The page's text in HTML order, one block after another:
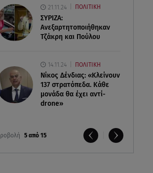
21.11.24 ΠΟΛΙΤΙΚΗ
ΣΥΡΙΖΑ:
Ανεξαρτητοποιήθηκαν
Τζάκρη και Πούλου
14.11.24 ΠΟΛΙΤΙΚΗ
Νίκος Δένδιας: «Κλείνουν
137 στρατόπεδα. Kάθε
μονάδα θα έχει αντί-
drone»
5 από 15